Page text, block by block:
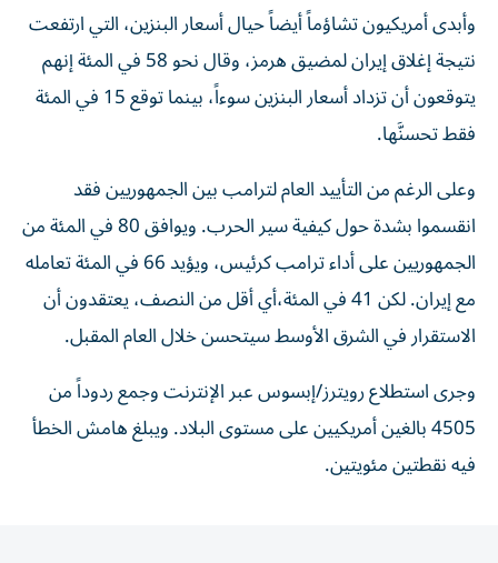
وأبدى أمريكيون تشاؤماً أيضاً حيال أسعار البنزين، التي ارتفعت
نتيجة إغلاق إيران لمضيق هرمز، وقال نحو 58 في المئة إنهم
يتوقعون أن تزداد أسعار البنزين سوءاً، بينما توقع 15 في المئة
فقط تحسنَّها.
وعلى الرغم من التأييد العام لترامب بين الجمهوريين فقد
انقسموا بشدة حول كيفية سير الحرب. ويوافق 80 في المئة من
الجمهوريين على أداء ترامب كرئيس، ويؤيد 66 في المئة تعامله
مع إيران. لكن 41 في المئة،​أي أقل من النصف، يعتقدون أن
الاستقرار في الشرق الأوسط سيتحسن خلال العام المقبل.
وجرى استطلاع رويترز/إبسوس عبر الإنترنت وجمع ردوداً من
4505 بالغين أمريكيين على مستوى البلاد. ويبلغ هامش الخطأ
فيه نقطتين مئويتين.